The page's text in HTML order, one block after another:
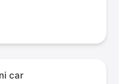
car